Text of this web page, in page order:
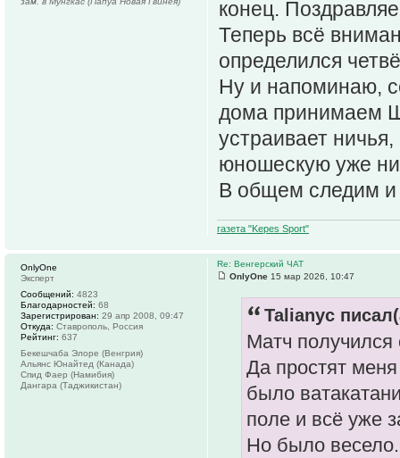
конец.
Теперь всё
определился
Ну и напоминаю,
дома принимаем
устраивает
юношескую уже
В общем следим
газета "Kepes Sport"
Re: Венгерский ЧАТ
OnlyOne 15 мар 2026, 10:47
Talianyc
Матч получился
Да простят
было
поле и всё уже
Но было
OnlyOne
Эксперт
Сообщений: 4823
Благодарностей: 68
Зарегистрирован: 29 апр 2008, 09:47
Откуда: Ставрополь, Россия
Рейтинг: 637
Бекешчаба Элоре (Венгрия)
Альянс Юнайтед (Канада)
Спид Фаер (Намибия)
Дангара (Таджикистан)